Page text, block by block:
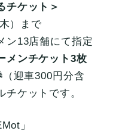
チケット＞
）まで
ン13店舗にて指定
メンチケット3枚
（迎車300円分含
ケットです。
」